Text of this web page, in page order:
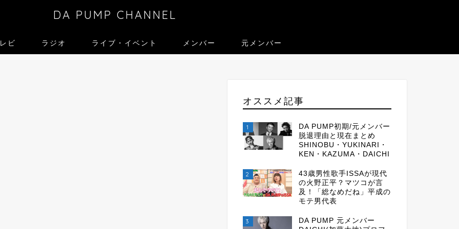
DA PUMP CHANNEL
ビ ラジオ ライブ・イベント メンバー 元メンバー
オススメ記事
1
DA PUMP初期/元メンバー
脱退理由と現在まとめ
SHINOBU・YUKINARI・
KEN・KAZUMA・DAICHI
2
43歳男性歌手ISSAが現代
の火野正平？マツコが言
及！「総なめだね」平成の
モテ男代表
3
DA PUMP 元メンバー